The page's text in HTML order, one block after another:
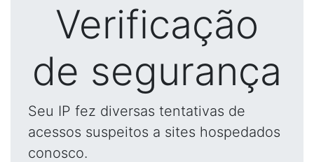
Verificação
de segurança
Seu IP fez diversas tentativas de
acessos suspeitos a sites hospedados
conosco.